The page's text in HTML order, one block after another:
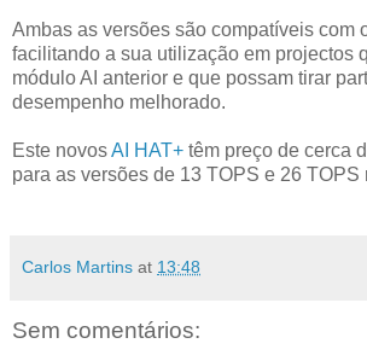
Ambas as versões são compatíveis com
facilitando a sua utilização em projectos
módulo AI anterior e que possam tirar
desempenho melhorado.
Este novosAI HAT+ têm preço de cerca
para as versões de 13 TOPS e 26 TOPS
Carlos Martins at 13:48
Sem comentários: